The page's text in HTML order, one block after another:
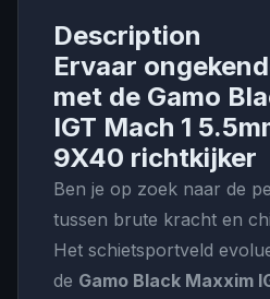
Description
Ervaar
met de Gamo
IGT Mach 1
9X40 richtkijker
Ben je op zoek naar de
tussen brute kracht en
Het schietsportveld
de Gamo Black Maxxim